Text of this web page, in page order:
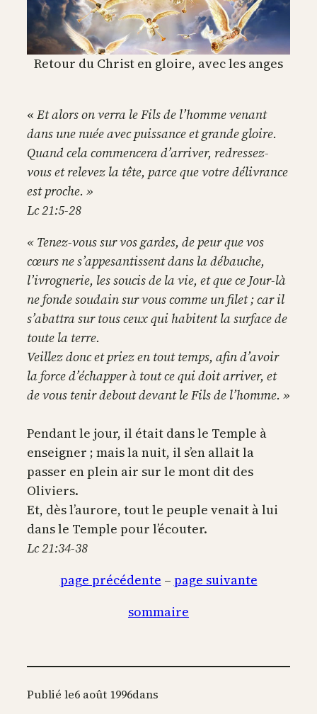
Retour du Christ en gloire, avec les anges
« Et alors on verra le Fils de l’homme venant
dans une nuée avec puissance et grande gloire.
Quand cela commencera d’arriver, redressez-
vous et relevez la tête, parce que votre délivrance
est proche. »
Lc 21:5-28
« Tenez-vous sur vos gardes, de peur que vos
cœurs ne s’appesantissent dans la débauche,
l’ivrognerie, les soucis de la vie, et que ce Jour-là
ne fonde soudain sur vous comme un filet ; car il
s’abattra sur tous ceux qui habitent la surface de
toute la terre.
Veillez donc et priez en tout temps, afin d’avoir
la force d’échapper à tout ce qui doit arriver, et
de vous tenir debout devant le Fils de l’homme. »
Pendant le jour, il était dans le Temple à
enseigner ; mais la nuit, il s’en allait la
passer en plein air sur le mont dit des
Oliviers.
Et, dès l’aurore, tout le peuple venait à lui
dans le Temple pour l’écouter.
Lc 21:34-38
page précédente – page suivante
sommaire
Publié le6 août 1996dans